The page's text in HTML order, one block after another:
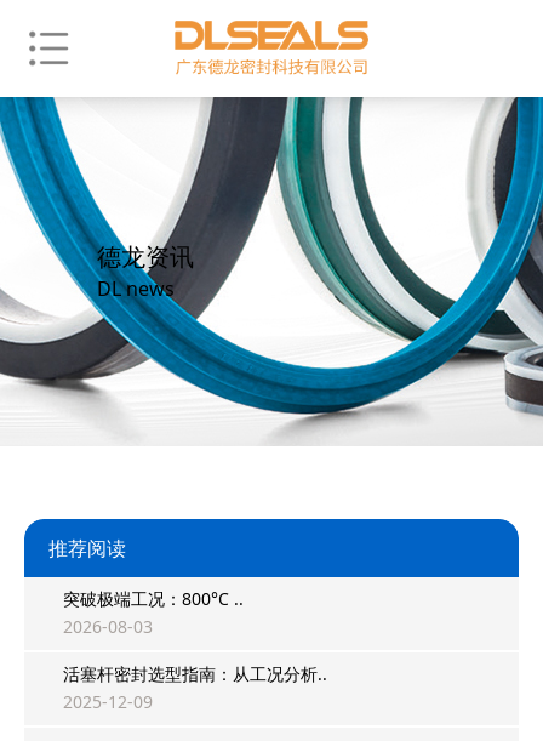
德龙资讯
DL news
推荐阅读
突破极端工况：800°C ..
2026-08-03
活塞杆密封选型指南：从工况分析..
2025-12-09